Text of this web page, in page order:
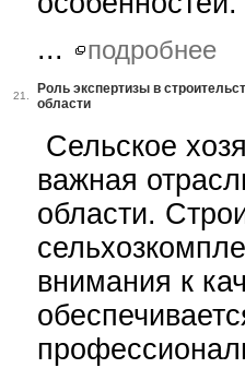
...
подробнее
21.
Роль экспертизы в
области
Сельское
важная
области.
внимания к